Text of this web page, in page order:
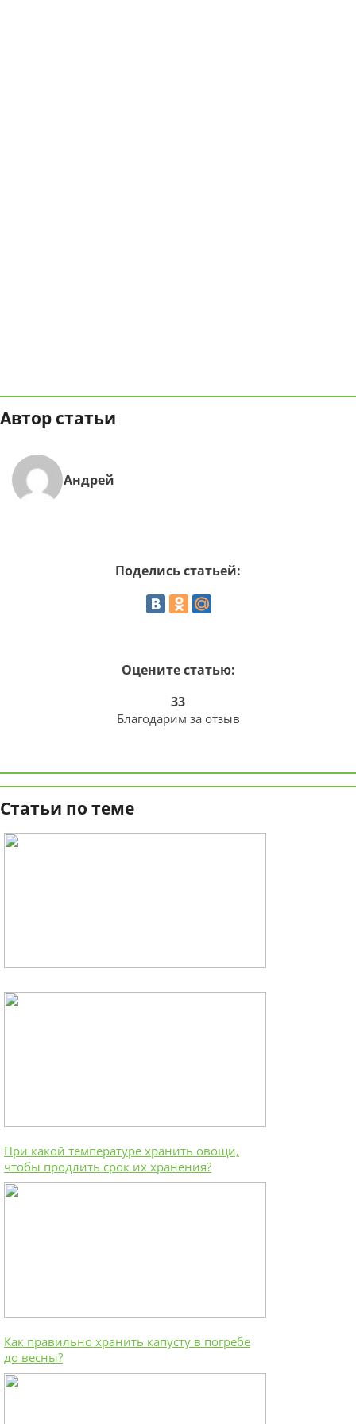
Автор статьи
Андрей
Поделись статьей:
Оцените статью:
33
Благодарим за отзыв
Статьи по теме
При какой температуре хранить овощи,
чтобы продлить срок их хранения?
Как правильно хранить капусту в погребе
до весны?